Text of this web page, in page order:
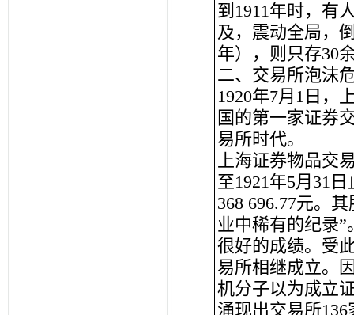
到1911年时，有
及，震动全局，
年），则只存30
二、交易所泡沫
1920年7月1日，
国的第一家证券
易所时代。
上海证券物品交
至1921年5月31
368 696.77元。
业中稀有的纪录
很好的成绩。受
易所相继成立。
机分子以为成立
涌现出交易所